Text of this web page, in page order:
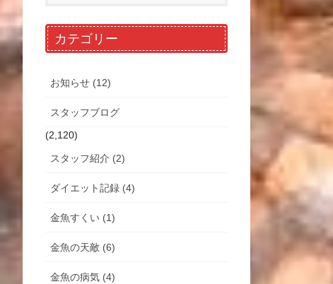
カテゴリー
お知らせ (12)
スタッフブログ
(2,120)
スタッフ紹介 (2)
ダイエット記録 (4)
金魚すくい (1)
金魚の天敵 (6)
金魚の病気 (4)